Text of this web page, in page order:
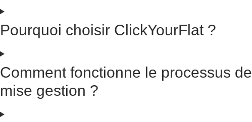
Pourquoi choisir ClickYourFlat ?
Comment fonctionne le processus de
mise gestion ?